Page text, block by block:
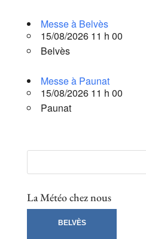
Messe à Belvès
15/08/2026 11 h 00
Belvès
Messe à Paunat
15/08/2026 11 h 00
Paunat
La Météo chez nous